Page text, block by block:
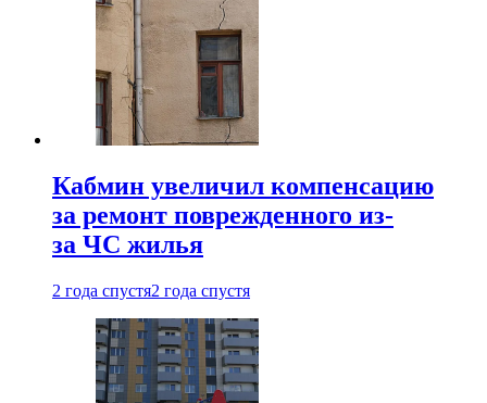
Кабмин увеличил компенсацию
за ремонт поврежденного из-
за ЧС жилья
2 года спустя2 года спустя